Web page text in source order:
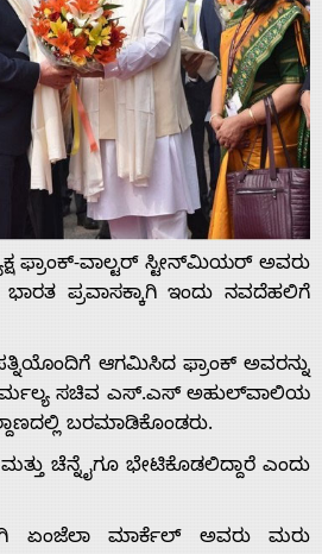
ಫ್ರಾಂಕ್-ವಾಲ್ಟರ್ ಸ್ಟೀನ್‌ಮಿಯರ್ ಅವರು
ಭಾರತ ಪ್ರವಾಸಕ್ಕಾಗಿ ಇಂದು ನವದೆಹಲಿಗೆ
ಆಗಮಿಸಿದ ಫ್ರಾಂಕ್ ಅವರನ್ನು
ನೈರ್ಮಲ್ಯ ಸಚಿವ ಎಸ್.ಎಸ್ ಅಹುಲ್‌ವಾಲಿಯ
ಬರಮಾಡಿಕೊಂಡರು.
ಚೆನ್ನೈಗೂ ಭೇಟಿಕೊಡಲಿದ್ದಾರೆ ಎಂದು
ಏಂಜೆಲಾ ಮಾರ್ಕೆಲ್ ಅವರು ಮರು